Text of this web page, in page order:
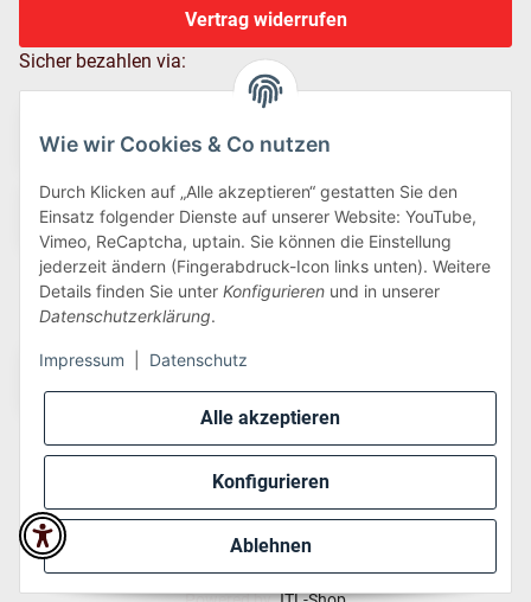
Alle akzeptieren
Konfigurieren
Ablehnen
Wie wir Cookies & Co nutzen
Durch Klicken auf „Alle akzeptieren“ gestatten Sie den
Einsatz folgender Dienste auf unserer Website: YouTube,
Vimeo, ReCaptcha, uptain. Sie können die Einstellung
jederzeit ändern (Fingerabdruck-Icon links unten). Weitere
Details finden Sie unter Konfigurieren und in unserer
Datenschutzerklärung.
Impressum Datenschutz
Vertrag widerrufen
Sicher bezahlen via:
Wir versenden via:
* Alle Preise inkl. gesetzlicher USt., zzgl.Versand
Perfected byDreizack Medien